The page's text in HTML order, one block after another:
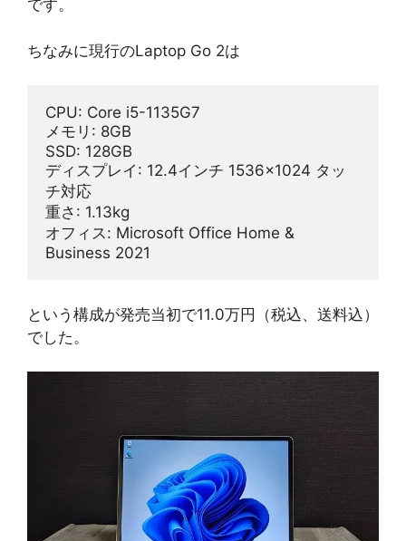
です。
ちなみに現行のLaptop Go 2は
CPU: Core i5-1135G7
メモリ: 8GB
SSD: 128GB
ディスプレイ: 12.4インチ 1536×1024 タッ
チ対応
重さ: 1.13kg
オフィス: Microsoft Office Home &
Business 2021
という構成が発売当初で11.0万円（税込、送料込）
でした。